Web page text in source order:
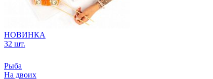
НОВИНКА
32 шт.
Рыба
На двоих